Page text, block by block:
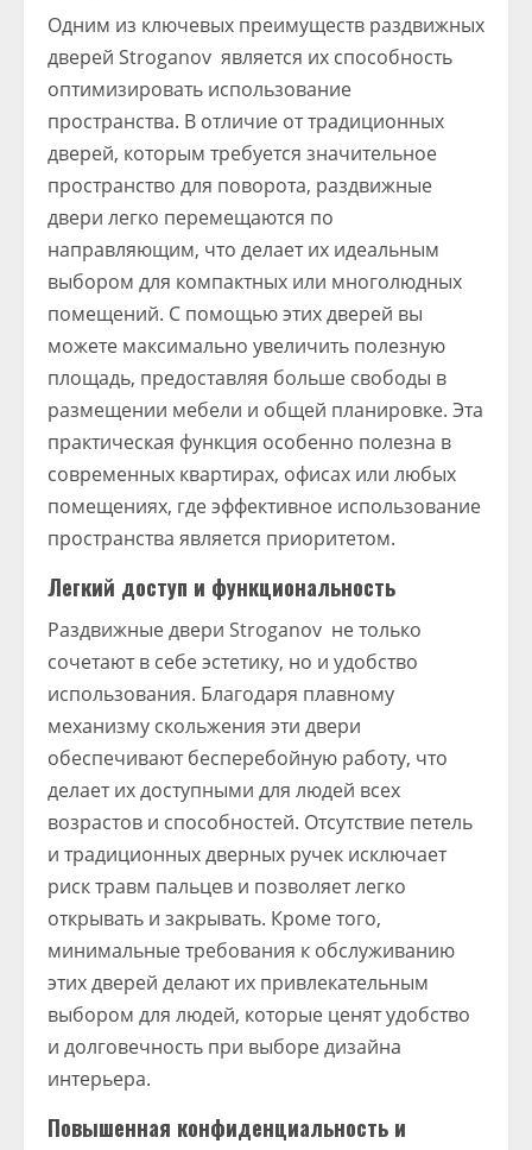
Одним из ключевых преимуществ раздвижных
дверей Stroganov является их способность
оптимизировать использование
пространства. В отличие от традиционных
дверей, которым требуется значительное
пространство для поворота, раздвижные
двери легко перемещаются по
направляющим, что делает их идеальным
выбором для компактных или многолюдных
помещений. С помощью этих дверей вы
можете максимально увеличить полезную
площадь, предоставляя больше свободы в
размещении мебели и общей планировке. Эта
практическая функция особенно полезна в
современных квартирах, офисах или любых
помещениях, где эффективное использование
пространства является приоритетом.
Легкий доступ и функциональность
Раздвижные двери Stroganov не только
сочетают в себе эстетику, но и удобство
использования. Благодаря плавному
механизму скольжения эти двери
обеспечивают бесперебойную работу, что
делает их доступными для людей всех
возрастов и способностей. Отсутствие петель
и традиционных дверных ручек исключает
риск травм пальцев и позволяет легко
открывать и закрывать. Кроме того,
минимальные требования к обслуживанию
этих дверей делают их привлекательным
выбором для людей, которые ценят удобство
и долговечность при выборе дизайна
интерьера.
Повышенная конфиденциальность и